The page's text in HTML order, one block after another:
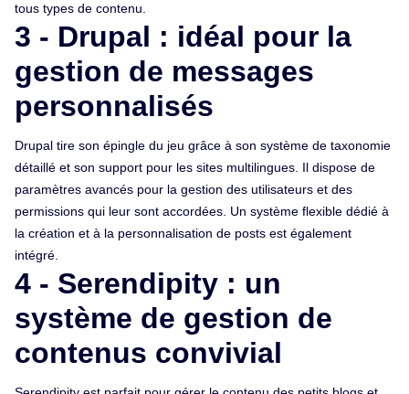
tous types de contenu.
3 - Drupal : idéal pour la
gestion de messages
personnalisés
Drupal tire son épingle du jeu grâce à son système de taxonomie
détaillé et son support pour les sites multilingues. Il dispose de
paramètres avancés pour la gestion des utilisateurs et des
permissions qui leur sont accordées. Un système flexible dédié à
la création et à la personnalisation de posts est également
intégré.
4 - Serendipity : un
système de gestion de
contenus convivial